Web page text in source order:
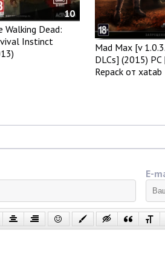
10
Walking Dead:
Instinct
Mad Max [v
DLCs] (2015) PC |
Repack от xatab
E-